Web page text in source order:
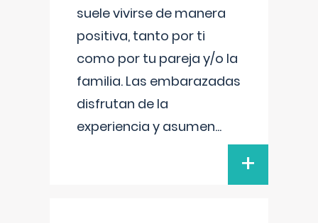
suele vivirse de manera
positiva, tanto por ti
como por tu pareja y/o la
familia. Las embarazadas
disfrutan de la
experiencia y asumen...
+